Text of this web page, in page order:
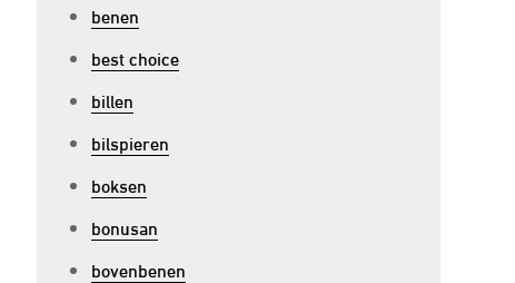
benen
best choice
billen
bilspieren
boksen
bonusan
bovenbenen